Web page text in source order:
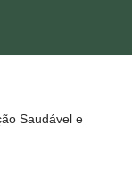
Saudável e